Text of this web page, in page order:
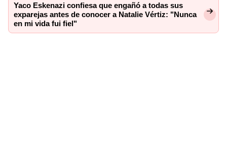
Yaco Eskenazi confiesa que engañó a todas sus
exparejas antes de conocer a Natalie Vértiz: "Nunca
en mi vida fui fiel"